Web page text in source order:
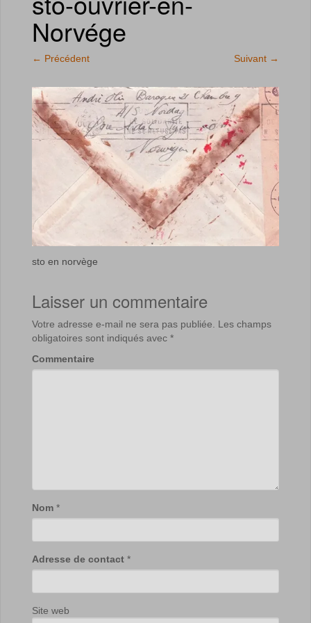
Norvége
← Précédent Suivant →
sto en norvège
Laisser un commentaire
Votre adresse e-mail ne sera pas publiée.
Les champs
obligatoires sont indiqués avec *
Commentaire
Nom *
Adresse de contact *
Site web